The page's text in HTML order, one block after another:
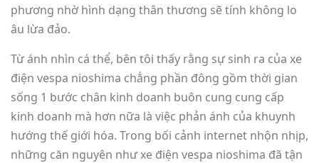
phương nhờ hình dạng thân thương sẽ tính không lo
âu lừa đảo.
Từ ánh nhìn cá thể, bên tôi thấy rằng sự sinh ra của xe
điện vespa nioshima chẳng phần đông gồm thời gian
sống 1 bước chân kinh doanh buôn cung cung cấp
kinh doanh mà hơn nữa là việc phản ánh của khuynh
hướng thế giới hóa. Trong bối cảnh internet nhộn nhịp,
những căn nguyên như xe điện vespa nioshima đã tận